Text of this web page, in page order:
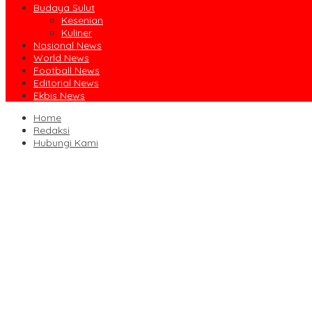
Budaya Sulut
Kesenian
Kuliner
Nasional News
World News
Football News
Editorial News
Ekbis News
Home
Redaksi
Hubungi Kami